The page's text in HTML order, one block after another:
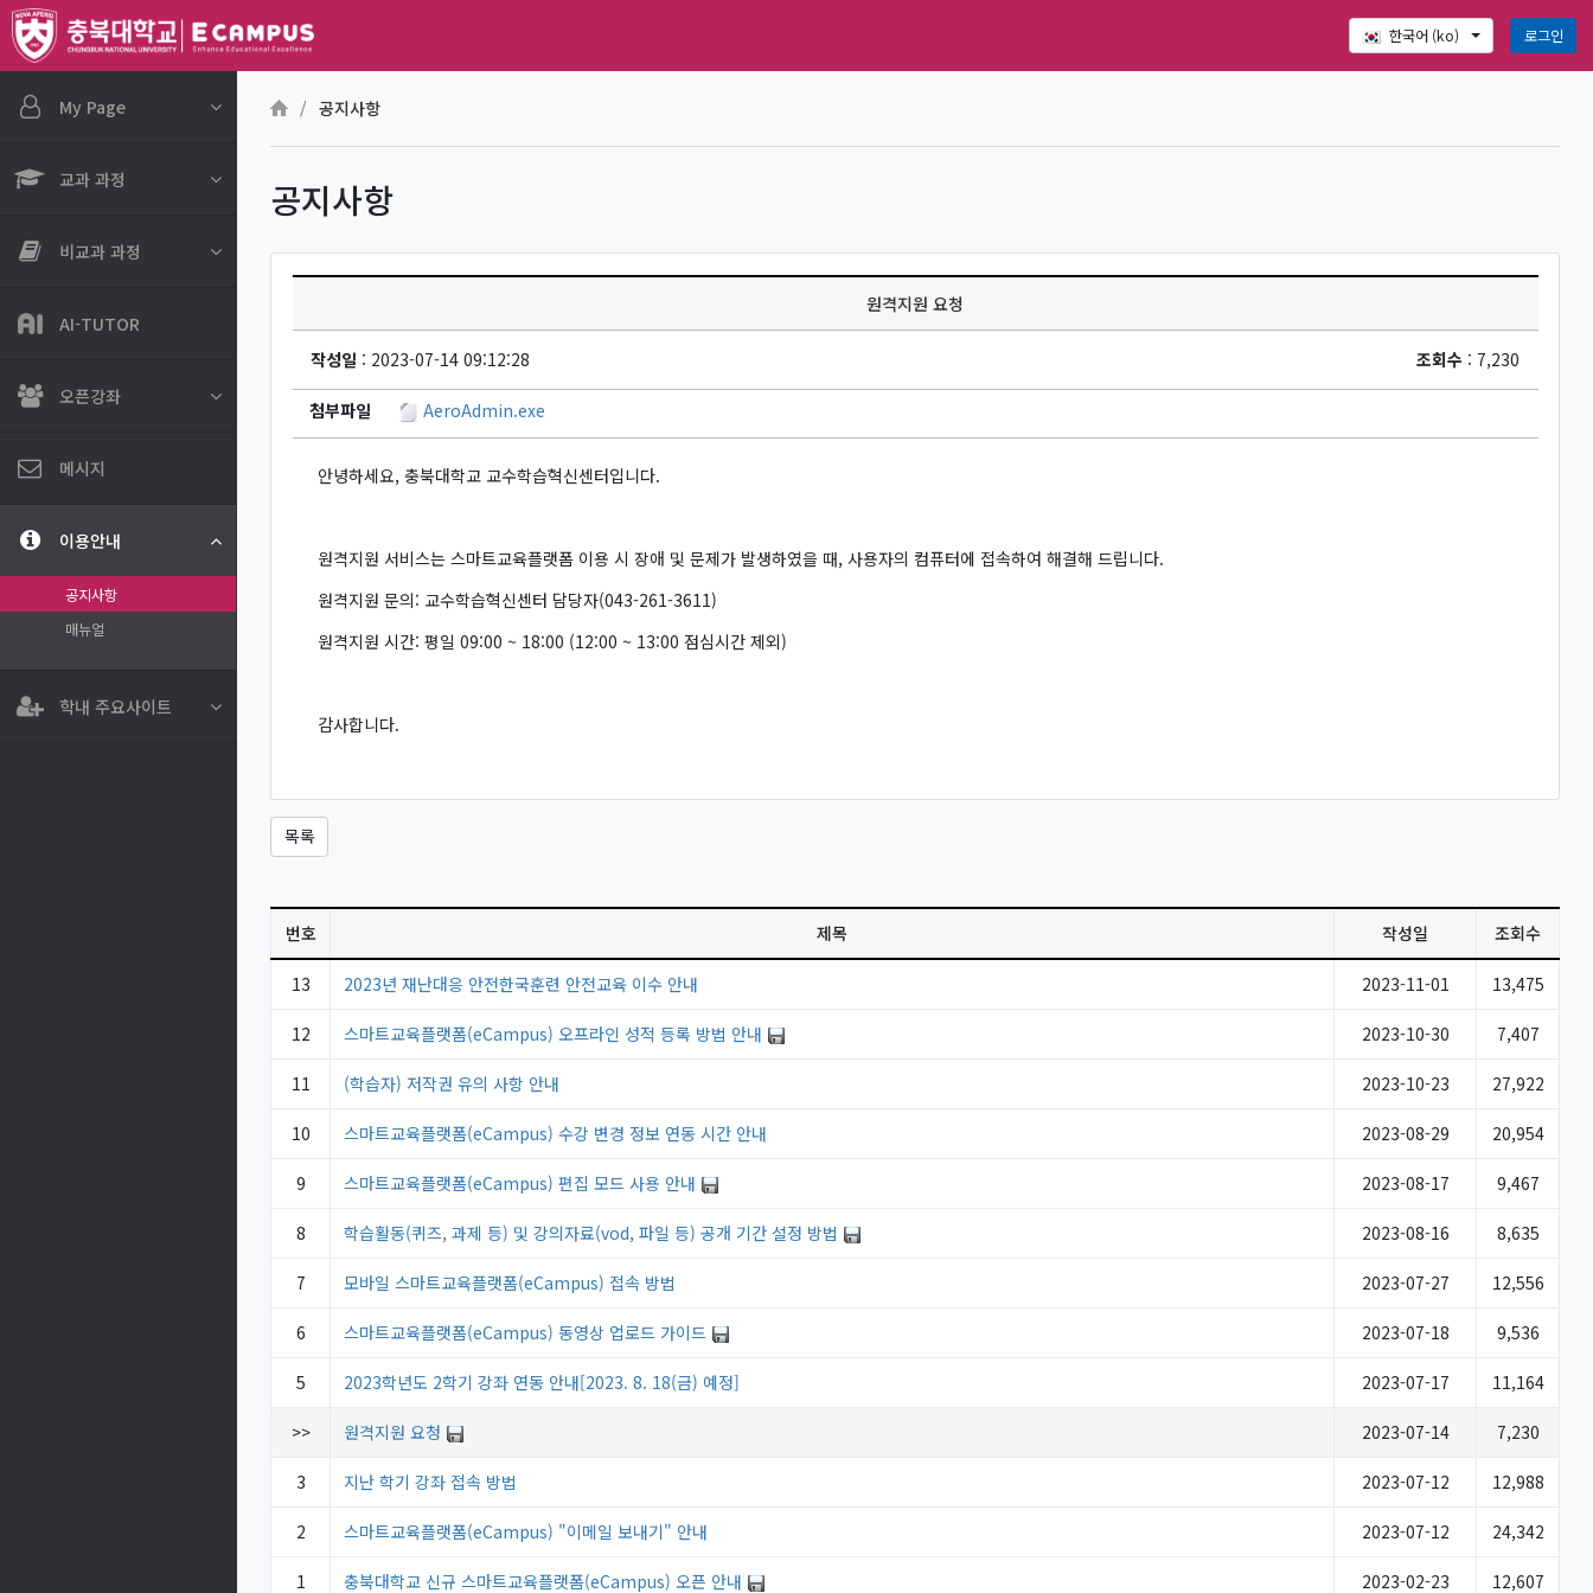
한국어 ‎(ko)‎ 로그인
My Page
교과 과정
비교과 과정
AI-TUTOR
오픈강좌
메시지
이용안내
공지사항
매뉴얼
학내 주요사이트
공지사항
공지사항
원격지원 요청
작성일 : 2023-07-14 09:12:28 조회수 : 7,230
첨부파일 AeroAdmin.exe
안녕하세요, 충북대학교 교수학습혁신센터입니다.
원격지원 서비스는 스마트교육플랫폼 이용 시 장애 및 문제가 발생하였을 때, 사용자의 컴퓨터에 접속하여 해결해 드립니다.
원격지원 문의: 교수학습혁신센터 담당자(043-261-3611)
원격지원 시간: 평일 09:00 ~ 18:00 (12:00 ~ 13:00 점심시간 제외)
감사합니다.
목록
번호 제목 작성일 조회수
13 2023년 재난대응 안전한국훈련 안전교육 이수 안내 2023-11-01 13,475
12 스마트교육플랫폼(eCampus) 오프라인 성적 등록 방법 안내 2023-10-30 7,407
11 (학습자) 저작권 유의 사항 안내 2023-10-23 27,922
10 스마트교육플랫폼(eCampus) 수강 변경 정보 연동 시간 안내 2023-08-29 20,954
9 스마트교육플랫폼(eCampus) 편집 모드 사용 안내 2023-08-17 9,467
8 학습활동(퀴즈, 과제 등) 및 강의자료(vod, 파일 등) 공개 기간 설정 방법 2023-08-16 8,635
7 모바일 스마트교육플랫폼(eCampus) 접속 방법 2023-07-27 12,556
6 스마트교육플랫폼(eCampus) 동영상 업로드 가이드 2023-07-18 9,536
5 2023학년도 2학기 강좌 연동 안내[2023. 8. 18(금) 예정] 2023-07-17 11,164
>> 원격지원 요청 2023-07-14 7,230
3 지난 학기 강좌 접속 방법 2023-07-12 12,988
2 스마트교육플랫폼(eCampus) "이메일 보내기" 안내 2023-07-12 24,342
1 충북대학교 신규 스마트교육플랫폼(eCampus) 오픈 안내 2023-02-23 12,607